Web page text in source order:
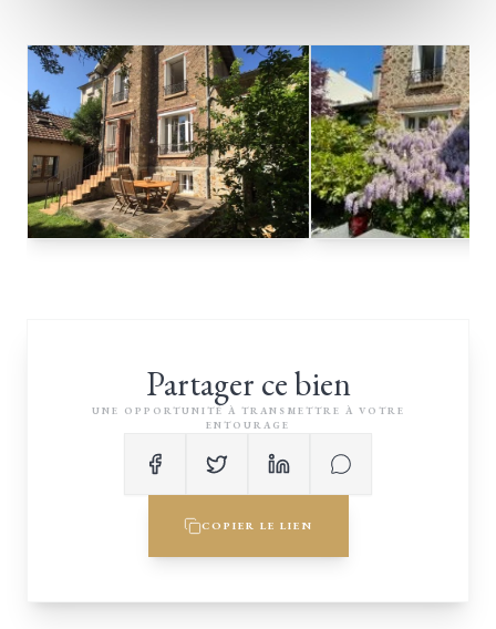
Partager ce bien
UNE OPPORTUNITÉ À TRANSMETTRE À VOTRE
ENTOURAGE
COPIER LE LIEN